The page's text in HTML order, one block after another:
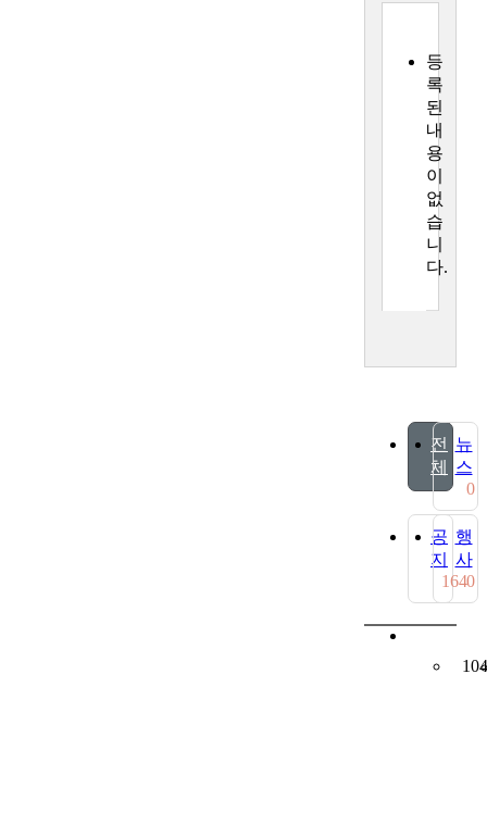
등
록
된
내
용
이
없
습
니
다.
전
체
뉴
스
0
공
지
164
행
사
0
104